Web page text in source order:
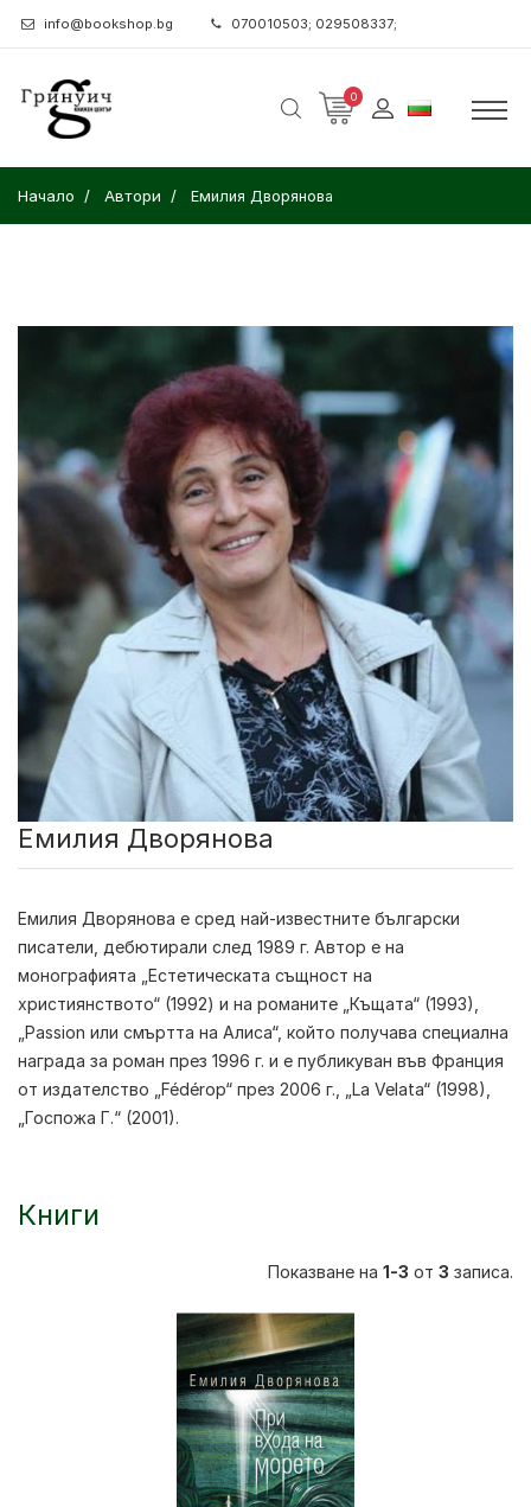
info@bookshop.bg 070010503; 029508337;
0
Начало Автори Емилия Дворянова
Емилия Дворянова
Емилия Дворянова е сред най-известните български
писатели, дебютирали след 1989 г. Автор е на
монографията „Естетическата същност на
християнството“ (1992) и на романите „Къщата“ (1993),
„Passion или смъртта на Алиса“, който получава специална
награда за роман през 1996 г. и е публикуван във Франция
от издателство „Fédérop“ през 2006 г., „La Velata“ (1998),
„Госпожа Г.“ (2001).
Книги
Показване на 1-3 от 3 записа.